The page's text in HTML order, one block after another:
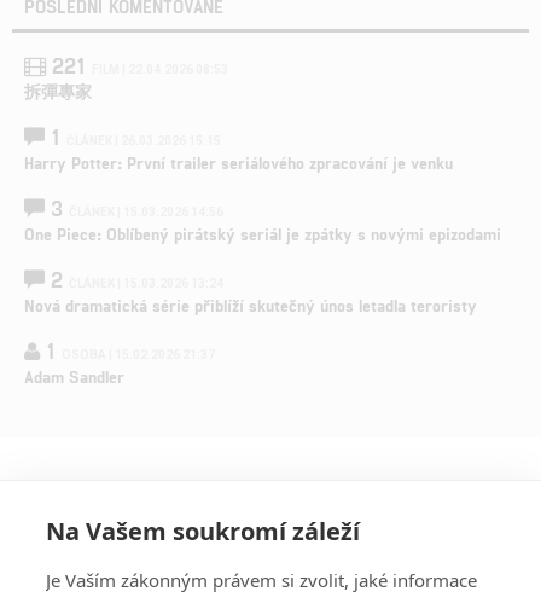
POSLEDNÍ KOMENTOVANÉ
221
拆彈專家
1
Harry Potter: První trailer seriálového zpracování je venku
3
One Piece: Oblíbený pirátský seriál je zpátky s novými epizodami
2
Nová dramatická série přiblíží skutečný únos letadla teroristy
1
Adam Sandler
Na Vašem soukromí záleží
Je Vaším zákonným právem si zvolit, jaké informace